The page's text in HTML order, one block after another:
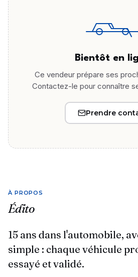
Bientôt en
Ce vendeur prépare ses
Contactez-le pour connaître
Prendre
À PROPOS
Édito
15 ans dans l'automobile,
simple : chaque véhicule
essayé et validé.